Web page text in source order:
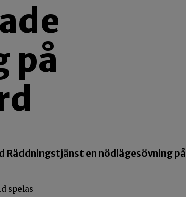
på
en nödlägesövning på
spelas